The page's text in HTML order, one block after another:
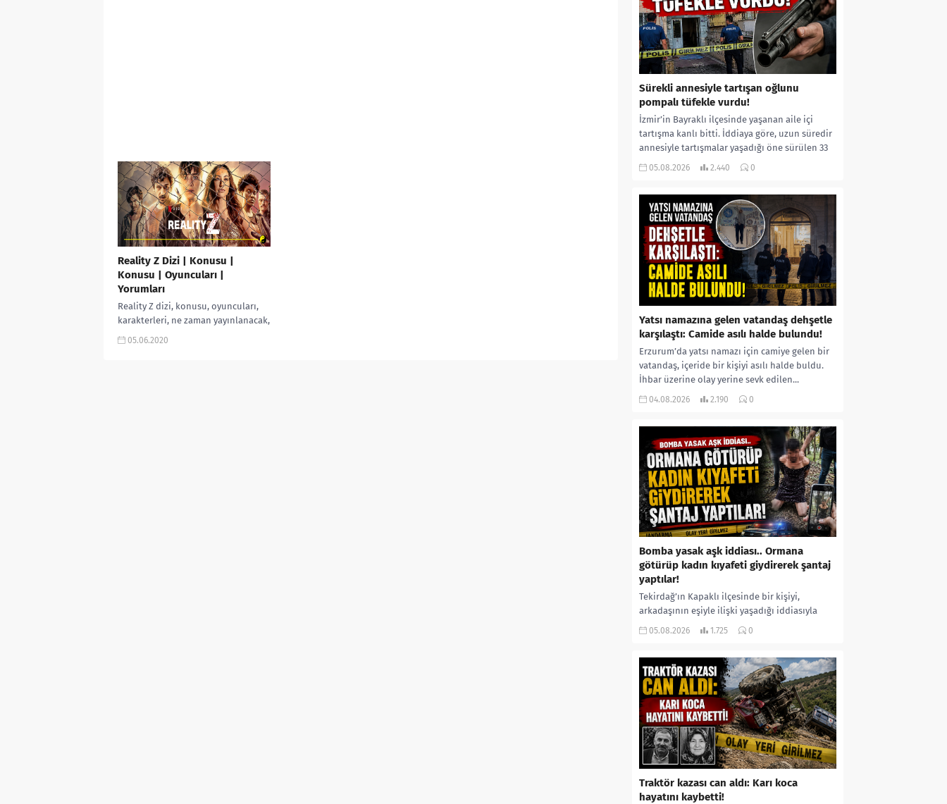
Reality Z Dizi | Konusu |
Konusu | Oyuncuları |
Yorumları
Reality Z dizi, konusu, oyuncuları,
karakterleri, ne zaman yayınlanacak,
hangi ülke dizisi, kaç sezon, kaç
05.06.2020
Sürekli annesiyle tartışan oğlunu
pompalı tüfekle vurdu!
İzmir’in Bayraklı ilçesinde yaşanan aile içi
tartışma kanlı bitti. İddiaya göre, uzun süredir
annesiyle tartışmalar yaşadığı öne sürülen 33
yaşındaki...
05.08.2026 2.440 0
Yatsı namazına gelen vatandaş dehşetle
karşılaştı: Camide asılı halde bulundu!
Erzurum’da yatsı namazı için camiye gelen bir
vatandaş, içeride bir kişiyi asılı halde buldu.
İhbar üzerine olay yerine sevk edilen...
04.08.2026 2.190 0
Bomba yasak aşk iddiası.. Ormana
götürüp kadın kıyafeti giydirerek şantaj
yaptılar!
Tekirdağ’ın Kapaklı ilçesinde bir kişiyi,
arkadaşının eşiyle ilişki yaşadığı iddiasıyla
ormanlık alana götürerek zorla kadın
05.08.2026 1.725 0
Traktör kazası can aldı: Karı koca
hayatını kaybetti!